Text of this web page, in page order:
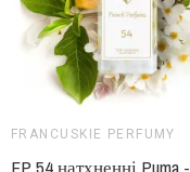
FRANCUSKIE PERFUMY